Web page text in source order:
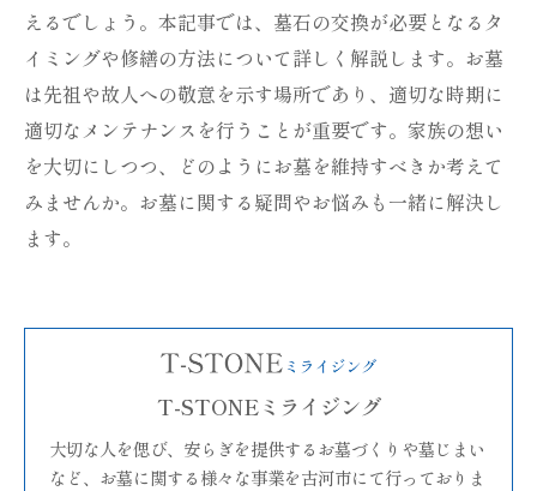
えるでしょう。本記事では、墓石の交換が必要となるタ
イミングや修繕の方法について詳しく解説します。お墓
は先祖や故人への敬意を示す場所であり、適切な時期に
適切なメンテナンスを行うことが重要です。家族の想い
を大切にしつつ、どのようにお墓を維持すべきか考えて
みませんか。お墓に関する疑問やお悩みも一緒に解決し
ます。
T-STONEミライジング
大切な人を偲び、安らぎを提供するお墓づくりや墓じまい
など、お墓に関する様々な事業を古河市にて行っておりま